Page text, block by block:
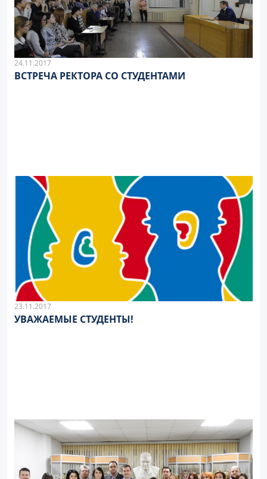
24.11.2017
ВСТРЕЧА РЕКТОРА СО СТУДЕНТАМИ
23.11.2017
УВАЖАЕМЫЕ СТУДЕНТЫ!